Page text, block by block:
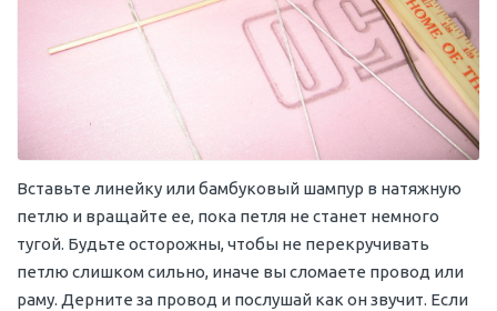
Вставьте линейку или бамбуковый шампур в натяжную
петлю и вращайте ее, пока петля не станет немного
тугой. Будьте осторожны, чтобы не перекручивать
петлю слишком сильно, иначе вы сломаете провод или
раму. Дерните за провод и послушай как он звучит. Если